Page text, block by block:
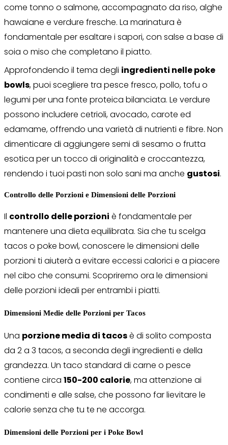
come tonno o salmone, accompagnato da riso, alghe
hawaiane e verdure fresche. La marinatura è
fondamentale per esaltare i sapori, con salse a base di
soia o miso che completano il piatto.
Approfondendo il tema degli ingredienti nelle poke
bowls, puoi scegliere tra pesce fresco, pollo, tofu o
legumi per una fonte proteica bilanciata. Le verdure
possono includere cetrioli, avocado, carote ed
edamame, offrendo una varietà di nutrienti e fibre. Non
dimenticare di aggiungere semi di sesamo o frutta
esotica per un tocco di originalità e croccantezza,
rendendo i tuoi pasti non solo sani ma anche gustosi.
Controllo delle Porzioni e Dimensioni delle Porzioni
Il controllo delle porzioni è fondamentale per
mantenere una dieta equilibrata. Sia che tu scelga
tacos o poke bowl, conoscere le dimensioni delle
porzioni ti aiuterà a evitare eccessi calorici e a piacere
nel cibo che consumi. Scopriremo ora le dimensioni
delle porzioni ideali per entrambi i piatti.
Dimensioni Medie delle Porzioni per Tacos
Una porzione media di tacosè di solito composta
da 2 a 3 tacos, a seconda degli ingredienti e della
grandezza. Un taco standard di carne o pesce
contiene circa 150-200 calorie, ma attenzione ai
condimenti e alle salse, che possono far lievitare le
calorie senza che tu te ne accorga.
Dimensioni delle Porzioni per i Poke Bowl